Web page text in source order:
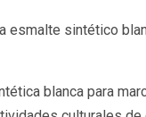
esmalte sintético
blanca para